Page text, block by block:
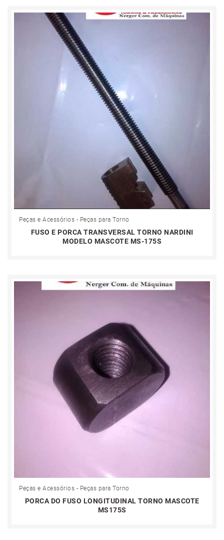
Peças e Acessórios - Peças para Torno
FUSO E PORCA TRANSVERSAL TORNO NARDINI
MODELO MASCOTE MS-175S
Peças e Acessórios - Peças para Torno
PORCA DO FUSO LONGITUDINAL TORNO MASCOTE
MS175S